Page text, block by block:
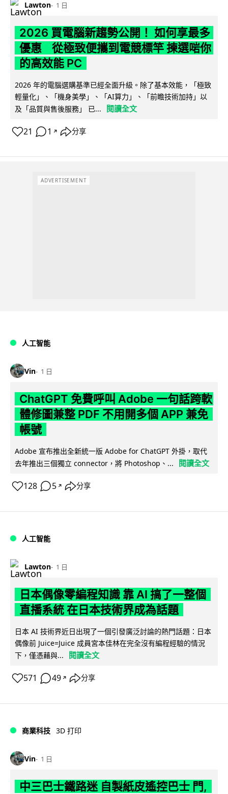
Lawton 1 日
2026 買電腦新趨勢公開！ 如何享最多
優惠 從極致便攜到電競標竿 揀選啱你
的高效能 PC
2026 年的電腦選購基準已經全面升級。除了基本效能，「極致
輕量化」、「機身美學」、「AI算力」、「前瞻技術加持」以
及「品質與售後服務」 已...
閱讀全文
21 1 ↗ 分享
ADVERTISEMENT
人工智能
Vin 1 日
ChatGPT 免費呼叫 Adobe 一句話跨軟
體修圖兼整 PDF 不用開多個 APP 兼免
帳號
Adobe 宣布推出全新統一版 Adobe for ChatGPT 外掛，取代
去年推出三個獨立 connector，將 Photoshop、...
閱讀全文
128 5 ↗ 分享
人工智能
Lawton 1 日
日本偶像零編程知識 靠 AI 搞了一整個
直播系統 在日本技術界成為話題
日本 AI 技術界近日出現了一個引發廣泛討論的熱門話題：日本
偶像前 Juice=Juice 成員宮本佳林在完全沒有編程經驗的情況
下，僅憑藉與...
閱讀全文
571 49 ↗ 分享
商業科技 3D 打印
Vin 1 日
中三巴士鐵路迷 自製紙皮遙控巴士 門,